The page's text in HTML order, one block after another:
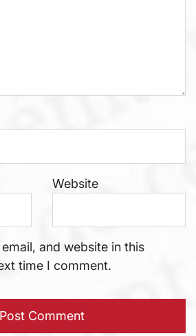
Website
and website in this
time I comment.